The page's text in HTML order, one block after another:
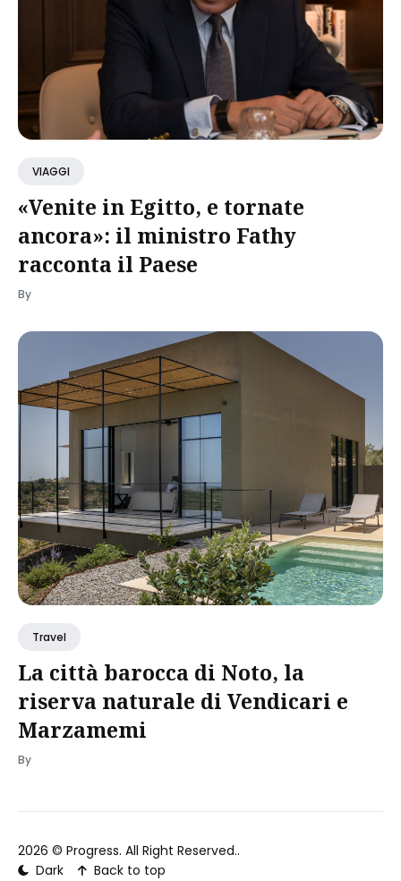
VIAGGI
«Venite in Egitto, e tornate
ancora»: il ministro Fathy
racconta il Paese
By
Travel
La città barocca di Noto, la
riserva naturale di Vendicari e
Marzamemi
By
2026 © Progress. All Right Reserved..
Dark
Back to top